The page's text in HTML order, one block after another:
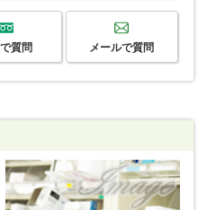
質問 メールで質問